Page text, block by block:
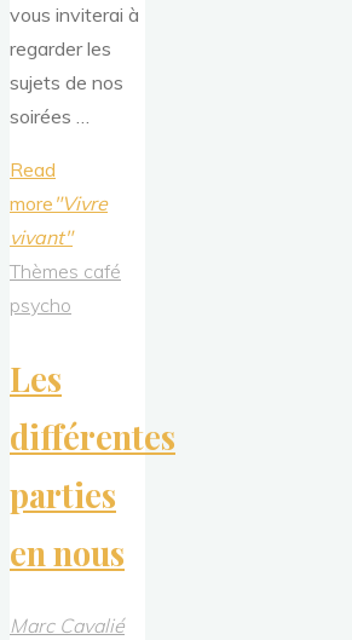
vous inviterai à
regarder les
sujets de nos
soirées …
Read
more "Vivre
vivant"
Thèmes café
psycho
Les
différentes
parties
en nous
Marc Cavalié